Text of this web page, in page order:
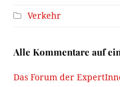
Verkehr
Alle Kommentare auf
Das Forum der